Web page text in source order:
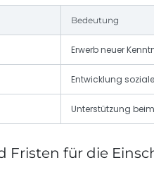
Bedeutung
Erwerb neuer
Entwicklung
Unterstützung
Fristen für die